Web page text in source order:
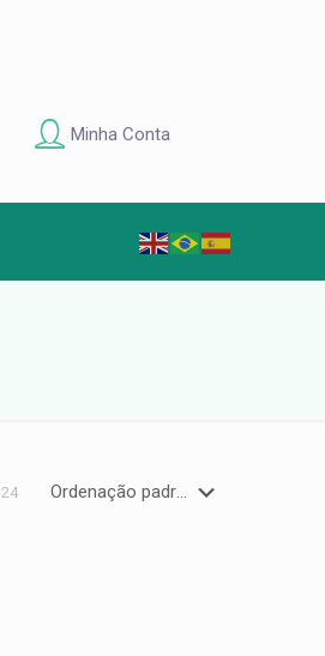
Minha Conta
24